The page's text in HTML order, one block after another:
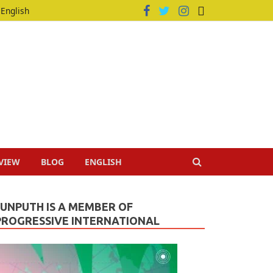
English
BLOG ENGLISH
IS A MEMBER OF
INTERNATIONAL